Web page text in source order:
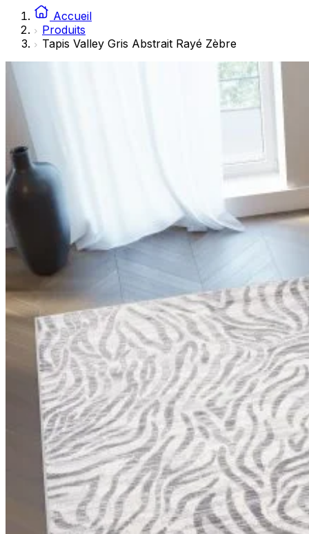
Accueil
Produits
Tapis Valley Gris Abstrait Rayé Zèbre
Les cookies marketing sont utilisés pour suivre les
engageantes pour l'utilisateur individuel et, par
Les cookies non classés sont des cookies qui sont en